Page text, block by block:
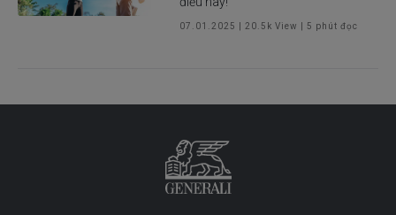
07.01.2025 20.5k View |5 phút đọc